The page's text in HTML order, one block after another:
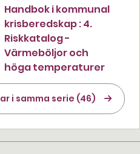
Handbok i kommunal
krisberedskap : 4.
Riskkatalog -
Värmeböljor och
höga temperaturer
i samma serie (46)